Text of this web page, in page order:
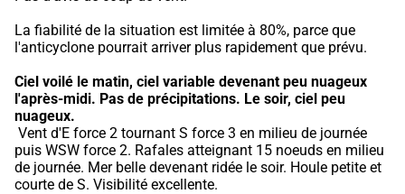
La fiabilité de la situation est limitée à 80%, parce que
l'anticyclone pourrait arriver plus rapidement que prévu.
Ciel voilé le matin, ciel variable devenant peu nuageux
l'après-midi. Pas de précipitations. Le soir, ciel peu
nuageux.
puis WSW force 2. Rafales atteignant 15 noeuds en milieu
de journée. Mer belle devenant ridée le soir. Houle petite et
courte de S. Visibilité excellente.